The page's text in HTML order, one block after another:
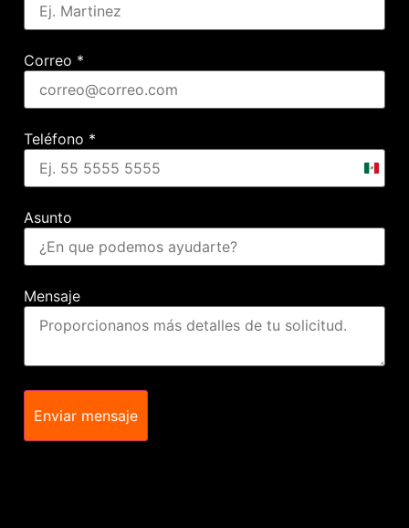
Correo *
Teléfono *
Asunto
Mensaje
Enviar mensaje